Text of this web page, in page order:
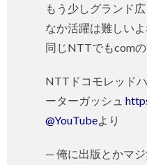
もう少しグランド
なか活躍は難しいよ
同じNTTでもcom
NTTドコモレッド
ーターガッシュ
@YouTube より
— 俺に出版とかマ